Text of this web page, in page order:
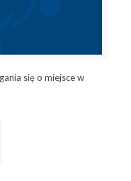
się o miejsce w